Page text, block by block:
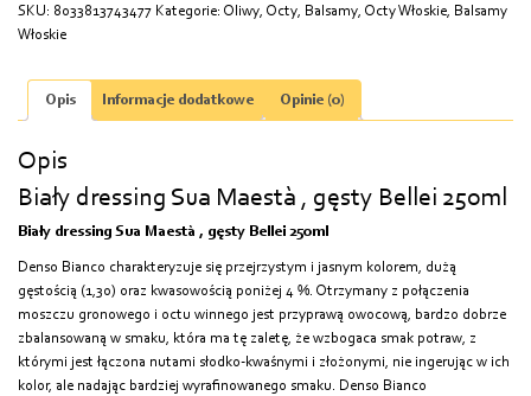
SKU: 8033813743477 Kategorie: Oliwy, Octy, Balsamy, Octy Włoskie, Balsamy
Włoskie
Opis Informacje dodatkowe Opinie (0)
Opis
Biały dressing Sua Maestà , gęsty Bellei 250ml​​
Biały dressing Sua Maestà , gęsty Bellei 250ml
Denso Bianco charakteryzuje się przejrzystym i jasnym kolorem, dużą
gęstością (1,30) oraz kwasowością poniżej 4 %. Otrzymany z połączenia
moszczu gronowego i octu winnego jest przyprawą owocową, bardzo dobrze
zbalansowaną w smaku, która ma tę zaletę, że wzbogaca smak potraw, z
którymi jest łączona nutami słodko-kwaśnymi i złożonymi, nie ingerując w ich
kolor, ale nadając bardziej wyrafinowanego smaku. Denso Bianco